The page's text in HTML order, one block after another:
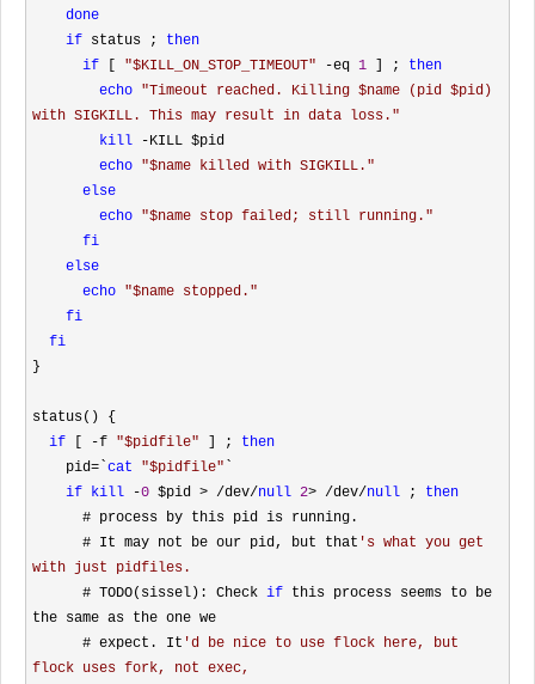
done
if status ; then
if
"$KILL_ON_STOP_TIMEOUT" -eq 1 ] ; then
echo "Timeout reached. Killing $name (pid $pid)
with SIGKILL. This may result in data loss. "
kill -KILL $pid
echo "$name killed with SIGKILL. "
else
echo "$name stop failed; still running. "
fi
else
echo "$name stopped. "
fi
fi
}
status() {
if [ -f "$pidfile" ] ; then
    pid
=` cat "$pidfile"
if kill -0 $pid > /dev/null 2> /dev/null ; then
      # It may not be our pid, but that
' s what you get
with just pidfiles.
      # TODO(sissel): Check
if this process seems to be
the same as the one we
      # expect. It
'd be nice to use flock here, but
flock uses fork, not exec,